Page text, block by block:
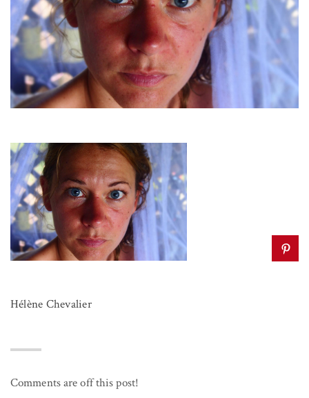
Hélène Chevalier
Comments are off this post!